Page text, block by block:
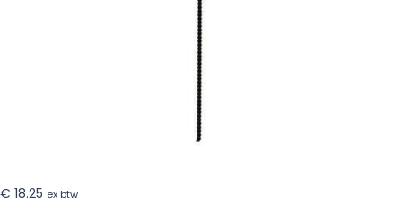
€ 18.25 ex btw